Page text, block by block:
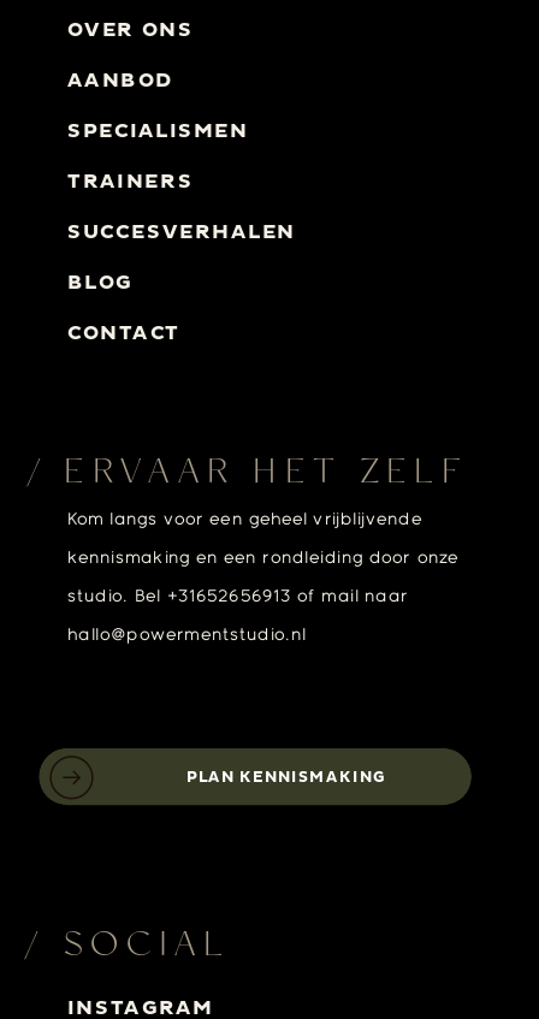
INSTAGRAM
/ SOCIAL
PLAN KENNISMAKING
Kom langs voor een geheel vrijblijvende
kennismaking en een rondleiding door onze
studio. Bel +31652656913 of mail naar
hallo@powermentstudio.nl
/ ERVAAR HET ZELF
CONTACT
BLOG
SUCCESVERHALEN
TRAINERS
SPECIALISMEN
AANBOD
OVER ONS